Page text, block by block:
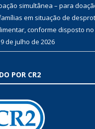
simultânea – para
em situação de
conforme disposto
9 de julho de 2026
POR CR2